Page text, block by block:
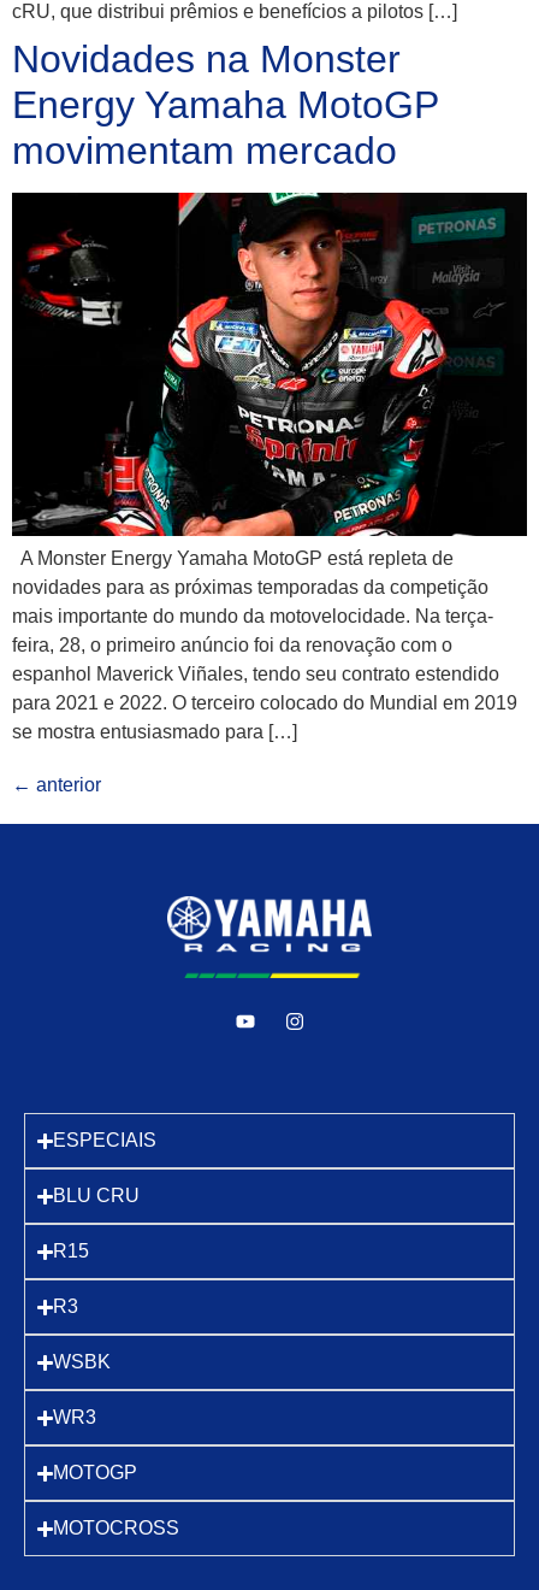
cRU, que distribui prêmios e benefícios a pilotos […]
Novidades na Monster
Energy Yamaha MotoGP
movimentam mercado
A Monster Energy Yamaha MotoGP está repleta de
novidades para as próximas temporadas da competição
mais importante do mundo da motovelocidade. Na terça-
feira, 28, o primeiro anúncio foi da renovação com o
espanhol Maverick Viñales, tendo seu contrato estendido
para 2021 e 2022. O terceiro colocado do Mundial em 2019
se mostra entusiasmado para […]
← anterior
ESPECIAIS
BLU CRU
R15
R3
WSBK
WR3
MOTOGP
MOTOCROSS